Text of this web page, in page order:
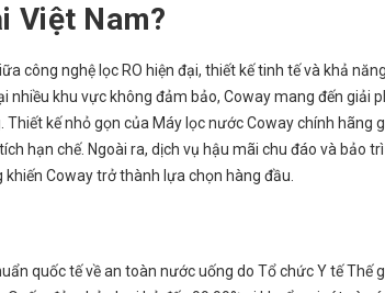
Việt Nam?
công nghệ lọc RO hiện đại, thiết kế tinh tế và khả
khu vực không đảm bảo, Coway mang đến giải
kế nhỏ gọn của Máy lọc nước Coway chính hãng
hạn chế. Ngoài ra, dịch vụ hậu mãi chu đáo và bảo
Coway trở thành lựa chọn hàng đầu.
quốc tế về an toàn nước uống do Tổ chức Y tế Thế